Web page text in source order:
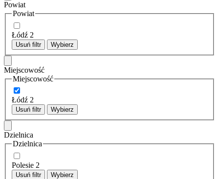
Powiat
Powiat
Łódź 2
Usuń filtr Wybierz
Miejscowość
Miejscowość
Łódź 2
Usuń filtr Wybierz
Dzielnica
Dzielnica
Polesie 2
Usuń filtr Wybierz